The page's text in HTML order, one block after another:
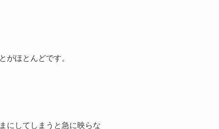
がほとんどです。
にしてしまうと急に映らな